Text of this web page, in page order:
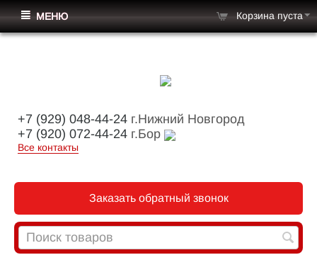
+7 (929) 048-44-24 г.Нижний Новгород
+7 (920) 072-44-24 г.Бор
Все контакты
Заказать обратный звонок
МЕНЮ Корзина пуста